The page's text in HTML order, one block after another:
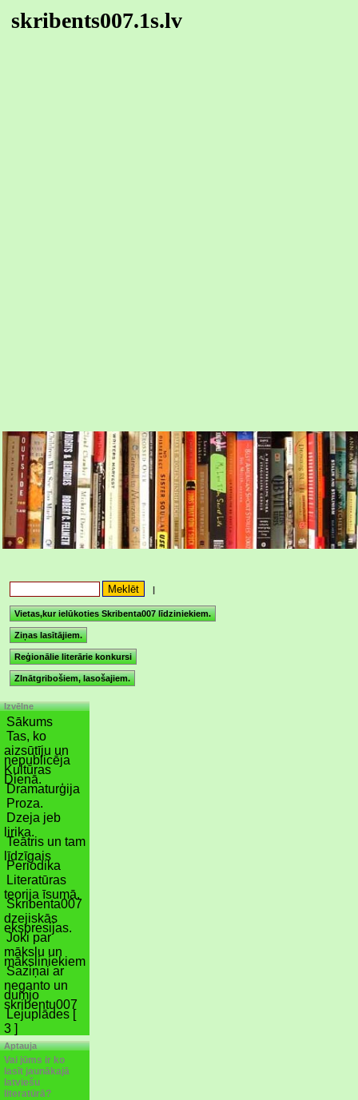
skribents007.1s.lv
|
Vietas,kur ielūkoties Skribenta007 līdziniekiem.
Ziņas lasītājiem.
Reģionālie literārie konkursi
ZInātgribošiem, lasošajiem.
Izvēlne
Sākums
Tas, ko
aizsūtīju un
nepublicēja
Kultūras
Dienā.
Dramaturģija
Proza.
Dzeja jeb
lirika.
Teātris un tam
līdzīgais
Periodika
Literatūras
teorija īsumā.
Skribenta007
dzejiskās
ekspresijas.
Joki par
mākslu un
māksliniekiem
Saziņai ar
neganto un
dumjo
skribentu007
Lejuplādes [
3 ]
Aptauja
Vai jūms ir ko
lasīt jaunākajā
latviešu
literatūrā?